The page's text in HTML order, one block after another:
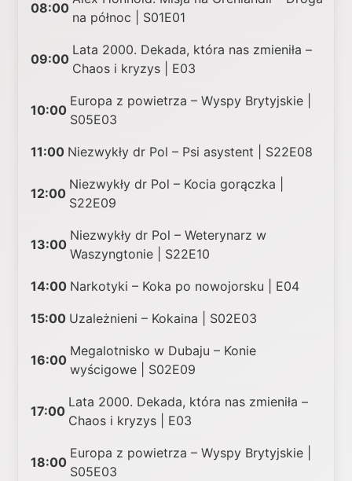
08:00
na północ | S01E01
09:00
Lata 2000. Dekada, która nas zmieniła –
Chaos i kryzys | E03
10:00
Europa z powietrza – Wyspy Brytyjskie |
S05E03
11:00 Niezwykły dr Pol – Psi asystent | S22E08
12:00
Niezwykły dr Pol – Kocia gorączka |
S22E09
13:00
Niezwykły dr Pol – Weterynarz w
Waszyngtonie | S22E10
14:00 Narkotyki – Koka po nowojorsku | E04
15:00 Uzależnieni – Kokaina | S02E03
16:00
Megalotnisko w Dubaju – Konie
wyścigowe | S02E09
17:00
Lata 2000. Dekada, która nas zmieniła –
Chaos i kryzys | E03
18:00
Europa z powietrza – Wyspy Brytyjskie |
S05E03